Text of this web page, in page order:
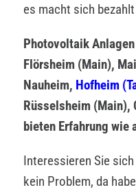
es macht sich
Photovoltaik
Flörsheim (Main),
Nauheim, Hofheim
Rüsselsheim (Main),
bieten Erfahrung wie
Interessieren Sie
kein Problem, da